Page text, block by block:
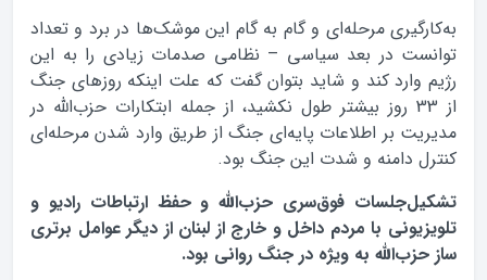
به‌کارگیری مرحله‌ای و گام به گام این موشک‌ها در برد و تعداد
توانست در بعد سیاسی – نظامی صدمات زیادی را به این
رژیم وارد کند و شاید بتوان گفت که علت اينكه روزهای جنگ
از 33 روز بيشتر طول نكشيد، از جمله ابتکارات حزب‌الله در
مدیریت بر اطلاعات پایه‌ای جنگ از طریق وارد شدن مرحله‌ای
کنترل دامنه و شدت این جنگ بود.
تشکیل‌جلسات فوق‌سری حزب‌الله و حفظ ارتباطات رادیو و
تلویزیونی با مردم داخل و خارج از لبنان از دیگر عوامل برتری
ساز حزب‌الله به ویژه در جنگ روانی بود.